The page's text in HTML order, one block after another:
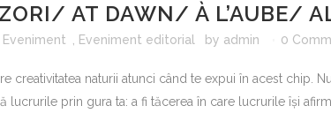
AT DAWN/ À L’AUBE/
Eveniment Eveniment editorial by admin 0
creativitatea naturii atunci când te expui în acest chip.
lucrurile prin gura ta: a fi tăcerea în care lucrurile îşi